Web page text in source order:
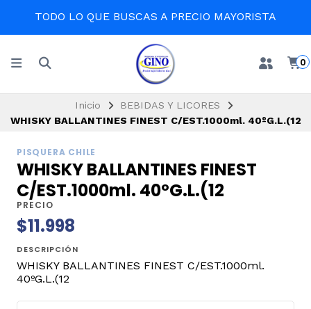
TODO LO QUE BUSCAS A PRECIO MAYORISTA
0
Inicio
BEBIDAS Y LICORES
WHISKY BALLANTINES FINEST C/EST.1000ml. 40ºG.L.(12
PISQUERA CHILE
WHISKY BALLANTINES FINEST
C/EST.1000ml. 40ºG.L.(12
PRECIO
$11.998
DESCRIPCIÓN
WHISKY BALLANTINES FINEST C/EST.1000ml.
40ºG.L.(12